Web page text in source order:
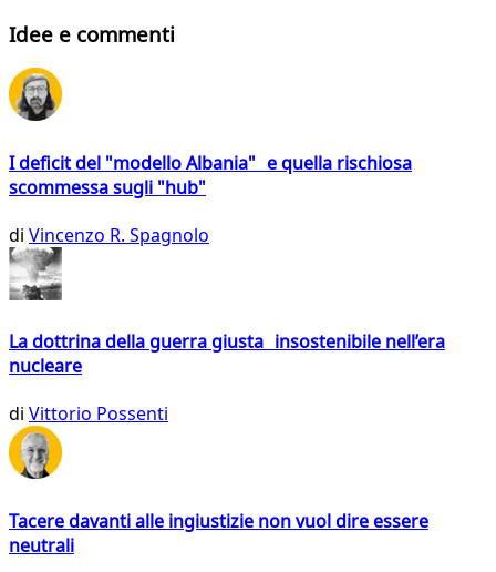
Idee e commenti
I deficit del "modello Albania" e quella rischiosa
scommessa sugli "hub"
di Vincenzo R. Spagnolo
La dottrina della guerra giusta insostenibile nell’era
nucleare
di Vittorio Possenti
Tacere davanti alle ingiustizie non vuol dire essere
neutrali